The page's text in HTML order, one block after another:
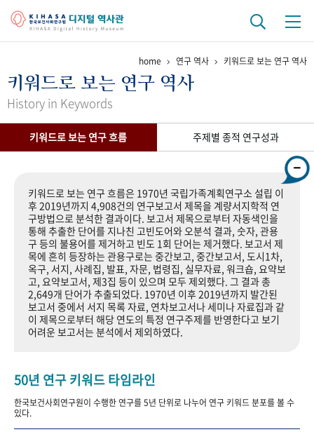
걸어온 길 기관 변천사 역대 기관장
연구 역사
기록물 아카이브
사진 아카이브 문서 기록물 행정박물 영상 기록물
+1주년 기념
성과 50선 숫자로 보는 50년 50+1주년 광장
세계와 함께 한 KIHASA
VR 역사관
home 연구 역사 키워드로 보는 연구 역사
키워드로 보는 연구 역사
History in Keywords
키워드로 보는 연구 흐름 주제별 종적 연구성과
키워드로 보는 연구 흐름은 1970년 국립가족계획연구소 설립 이
후 2019년까지 4,908건의 연구보고서 제목을 계량서지학적 연
구방법으로 분석한 결과이다. 보고서 제목으로부터 자동색인을
통해 추출한 단어를 지나친 고빈도어와 오분석 결과, 숫자, 관용
구 등의 불용어를 제거하고 빈도 1회 단어는 제거했다. 보고서 제
목에 흔히 등장하는 관용구로는 중간보고, 중간보고서, 도시1차,
옥구, 서지, 사례집, 발표, 자문, 법령집, 실무자료, 워크숍, 요약보
고, 요약보고서, 제3집 등이 있으며 모두 제외했다. 그 결과 총
2,649개 단어가 추출되었다. 1970년 이후 2019년까지 발간된
보고서 중에서 서지 목록 자료, 연차보고서나 세미나 자료집과 같
이 제목으로부터 해당 연도의 특정 연구주제를 반영한다고 보기
어려운 보고서는 분석에서 제외하였다.
50년 연구 키워드 타임라인
한국보건사회연구원이 수행한 연구를 5년 단위로 나누어 연구 키워드 분포를 볼 수
있다.